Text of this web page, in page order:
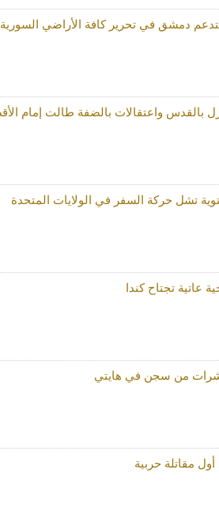
دمشق في تحرير كافة الأراضي السورية
تشل حركة السفر في الولايات المتحدة
عاتية تجتاح كندا
من سجن في هايتي
أول مقاتلة حربية